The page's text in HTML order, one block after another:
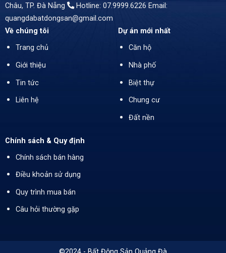
Châu, TP. Đà Nẵng
Hotline: 07.9999.6226 Email:
quangdabatdongsan@gmail.com
Về chúng tôi
Trang chủ
Giới thiệu
Tin tức
Liên hệ
Dự án mới nhất
Căn hộ
Nhà phố
Biệt thự
Chung cư
Đất nền
Chính sách & Quy định
Chính sách bán hàng
Điều khoản sử dụng
Quy trình mua bán
Câu hỏi thường gặp